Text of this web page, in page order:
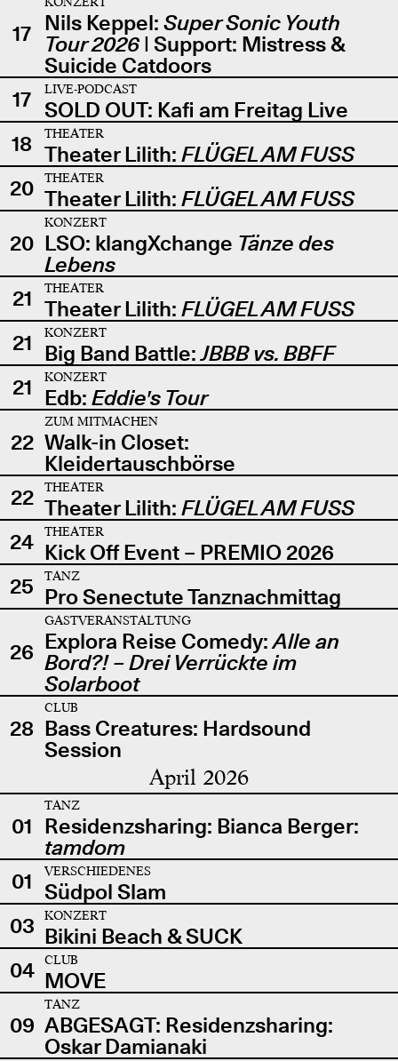
17 Nils Keppel: Super Sonic Youth
Tour 2026| Support: Mistress &
Suicide Catdoors
17
LIVE-PODCAST
SOLD OUT: Kafi am Freitag Live
18
THEATER
Theater Lilith: FLÜGEL AM FUSS
20
THEATER
Theater Lilith: FLÜGEL AM FUSS
20
KONZERT
LSO: klangXchange Tänze des
Lebens
21
THEATER
Theater Lilith: FLÜGEL AM FUSS
21
KONZERT
Big Band Battle:JBBB vs. BBFF
21
KONZERT
Edb: Eddie's Tour
22
ZUM MITMACHEN
Walk-in Closet:
Kleidertauschbörse
22
THEATER
Theater Lilith: FLÜGEL AM FUSS
24
THEATER
Kick Off Event – PREMIO 2026
25
TANZ
Pro Senectute Tanznachmittag
26
GASTVERANSTALTUNG
Explora Reise Comedy:Alle an
Bord?! – Drei Verrückte im
Solarboot
28
CLUB
Bass Creatures: Hardsound
Session
April 2026
01
TANZ
Residenzsharing: Bianca Berger:
tamdom
01
VERSCHIEDENES
Südpol Slam
03
KONZERT
Bikini Beach & SUCK
04
CLUB
MOVE
09
TANZ
ABGESAGT: Residenzsharing:
Oskar Damianaki